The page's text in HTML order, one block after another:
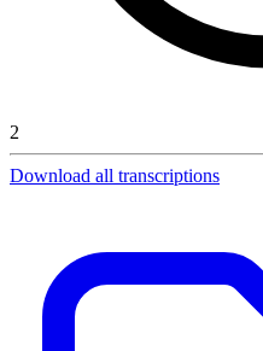
2
Download all transcriptions